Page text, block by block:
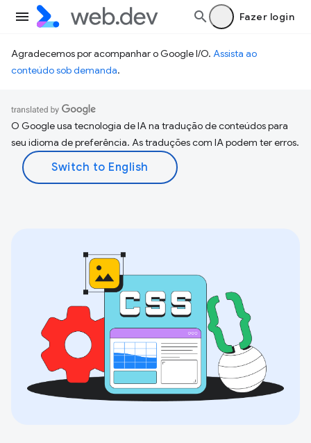
Fazer login
Agradecemos por acompanhar o Google I/O. Assista ao
conteúdo sob demanda.
O Google usa tecnologia de IA na tradução de conteúdos para
seu idioma de preferência. As traduções com IA podem ter erros.